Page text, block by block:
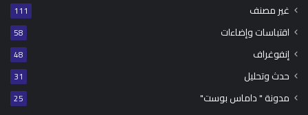
غير مصنف 111
اقتباسات وإضاءات 58
إنفوغراف 48
حدث وتحليل 31
مدونة " داماس بوست" 25